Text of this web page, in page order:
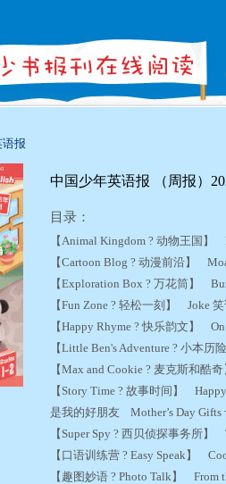
报
中国少年英语报 （周报）
目录：
【Animal Kingdom ? 动物王国
【Cartoon Blog ? 动漫前沿】
【Exploration Box ? 万花筒】
【Fun Zone ? 轻松一刻】 Joke
【Happy Rhyme ? 快乐韵文】
【Little Ben's Adventure ? 小本
【Max and Cookie ? 麦克斯和酷
【Story Time ? 故事时间】
是我的好朋友 Mother’s Day
【Super Spy ? 西贝侦探事务所
【口语训练营 ? Easy Speak】
【趣图妙语 ? Photo Talk】 From